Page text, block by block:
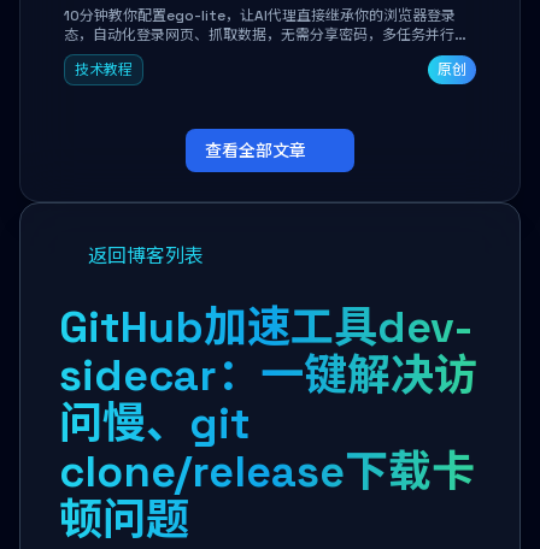
10分钟教你配置ego-lite，让AI代理直接继承你的浏览器登录
态，自动化登录网页、抓取数据，无需分享密码，多任务并行不
干扰日常使用。
技术教程
原创
查看全部文章
返回博客列表
GitHub加速工具dev-
sidecar：一键解决访
问慢、git
clone/release下载卡
顿问题